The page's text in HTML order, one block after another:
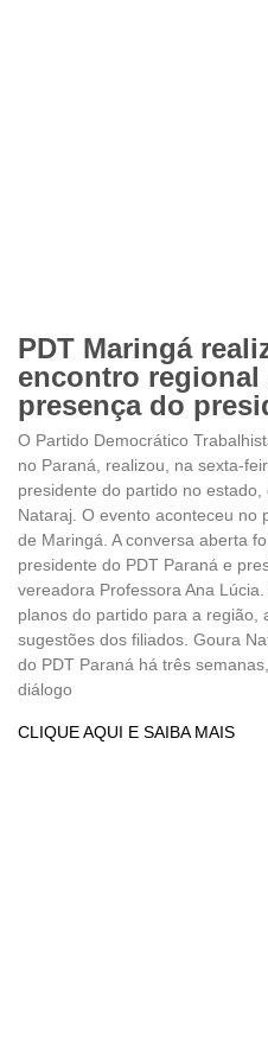
PDT Maringá
encontro regional
presença do
O Partido Democrático
no Paraná, realizou, na sexta-
presidente do partido no
Nataraj. O evento aconteceu no
de Maringá. A conversa aberta
presidente do PDT Paraná e
vereadora Professora Ana
planos do partido para a região,
sugestões dos filiados. Goura
do PDT Paraná há três
diálogo
CLIQUE AQUI E SAIBA MAIS